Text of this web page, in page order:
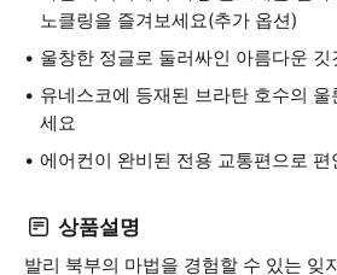
노클링을 즐겨보세요(추가 옵션)
울창한 정글로 둘러싸인 아름다운
유네스코에 등재된 브라탄 호수의
세요
에어컨이 완비된 전용 교통편으로
상품설명
발리 북부의 마법을 경험할 수 있는 잊